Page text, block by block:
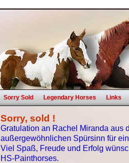
Sorry Sold Legendary Horses Links
Sorry, sold !
Gratulation an Rachel Miranda aus
außergewöhnlichen Spürsinn für
Viel Spaß, Freude und Erfolg
HS-Painthorses.